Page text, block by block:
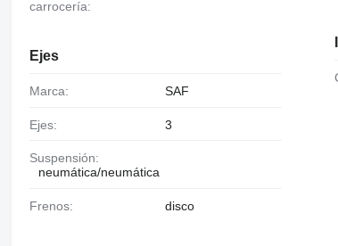
carrocería:
Ejes
Marca: SAF
Ejes: 3
Suspensión:
neumática/neumática
Frenos: disco